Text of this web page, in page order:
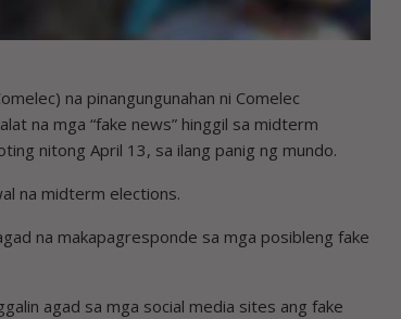
na pinangungunahan ni Comelec
na mga “fake news” hinggil sa midterm
nitong April 13, sa ilang panig ng mundo.
na midterm elections.
na makapagresponde sa mga posibleng fake
agad sa mga social media sites ang fake